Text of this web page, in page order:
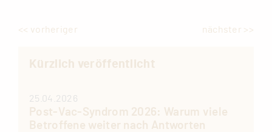
<< vorheriger nächster >>
Kürzlich veröffentlicht
25.04.2026
Post-Vac-Syndrom 2026: Warum viele
Betroffene weiter nach Antworten